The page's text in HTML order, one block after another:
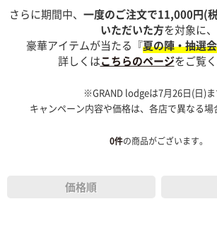
さらに期間中、 一度のご注文で11,000円(
いただいた方を対象に、
豪華アイテムが当たる『夏の陣・抽選会
詳しくはこちらのページをご覧
※GRAND lodgeは7月26日(日)ま
キャンペーン内容や価格は、各店で異なる場
0件の商品がございます。
価格順